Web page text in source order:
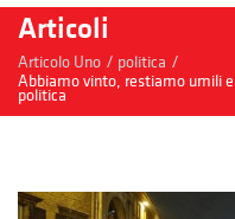
Articoli
Articolo Uno / politica /
Abbiamo vinto, restiamo umili
politica